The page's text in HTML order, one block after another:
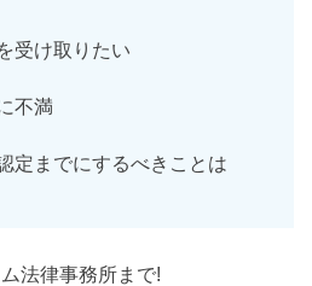
受け取りたい
不満
定までにするべきことは
法律事務所まで!